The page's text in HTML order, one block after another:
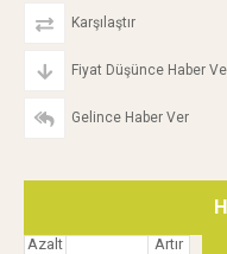
Karşılaştır
Fiyat Düşünce Haber
Gelince Haber Ver
Artır
Azalt